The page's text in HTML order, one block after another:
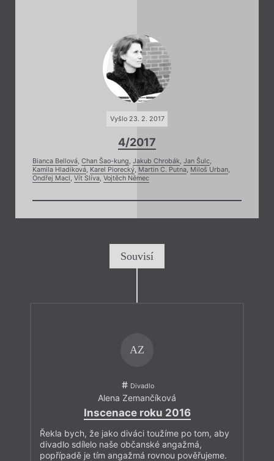
Vyšlo 23. 2. 2017
4/2017
Bianca Bellová, Chan Šao-kung, Jakub Chrobák, Jan Šulc,
Kamila Hladíková, Karel Piorecký, Martin C. Putna, Miloš Urban,
Ondřej Macl , Vít Slíva, Vojtěch Němec
Souvisí
AZ
Divadlo
Alena Zemančíková
Inscenace roku 2016
Řekla bych, že jako diváci toužíme po tom, aby
divadlo sdílelo naše občanské angažmá,
popřípadě je tím angažmá rovnou pověřujeme.